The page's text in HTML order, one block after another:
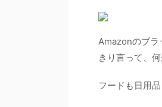
Amazonのブラ
きり言って、
フードも日用